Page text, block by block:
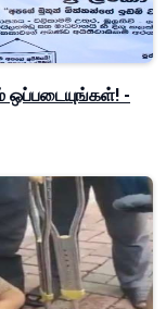
ஒப்படையுங்கள்! -